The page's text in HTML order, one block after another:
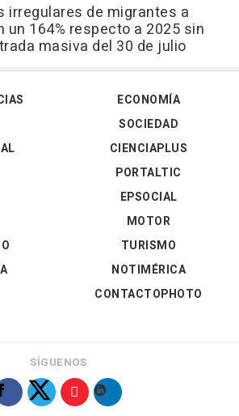
irregulares de migrantes a
un 164% respecto a 2025 sin
masiva del 30 de julio
ECONOMÍA
SOCIEDAD
CIENCIAPLUS
PORTALTIC
EPSOCIAL
MOTOR
TURISMO
NOTIMÉRICA
CONTACTOPHOTO
SÍGUENOS